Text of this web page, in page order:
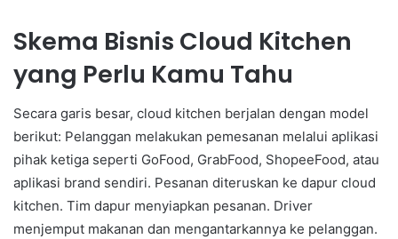
Skema Bisnis Cloud Kitchen
yang Perlu Kamu Tahu
Secara garis besar, cloud kitchen berjalan dengan model
berikut: Pelanggan melakukan pemesanan melalui aplikasi
pihak ketiga seperti GoFood, GrabFood, ShopeeFood, atau
aplikasi brand sendiri. Pesanan diteruskan ke dapur cloud
kitchen. Tim dapur menyiapkan pesanan. Driver
menjemput makanan dan mengantarkannya ke pelanggan.